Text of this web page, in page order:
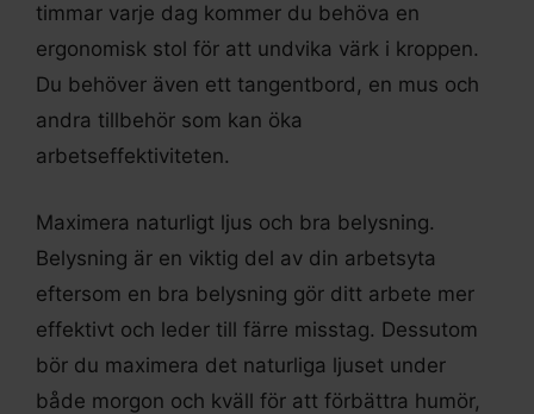
timmar varje dag kommer du behöva en
ergonomisk stol för att undvika värk i kroppen.
Du behöver även ett tangentbord, en mus och
andra tillbehör som kan öka
arbetseffektiviteten.
Maximera naturligt ljus och bra belysning.
Belysning är en viktig del av din arbetsyta
eftersom en bra belysning gör ditt arbete mer
effektivt och leder till färre misstag. Dessutom
bör du maximera det naturliga ljuset under
både morgon och kväll för att förbättra humör,